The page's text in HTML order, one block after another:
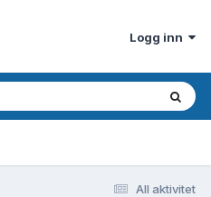
Logg inn
All aktivitet